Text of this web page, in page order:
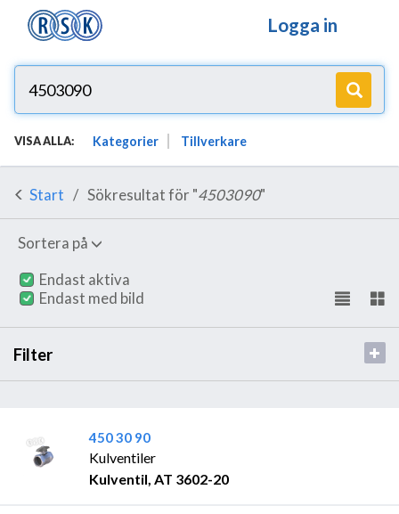
Logga in
VISA ALLA: Kategorier Tillverkare
Start Sökresultat för "4503090"
Sortera på
Endast aktiva
Endast med bild
Filter
450 30 90
Kulventiler
Kulventil, AT 3602-20